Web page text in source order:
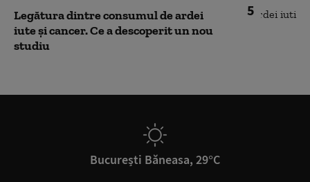
5
Legătura dintre consumul de ardei
iute și cancer. Ce a descoperit un nou
studiu
București Băneasa, 29°C